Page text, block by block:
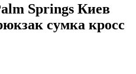
Springs Киев
сумка кросс